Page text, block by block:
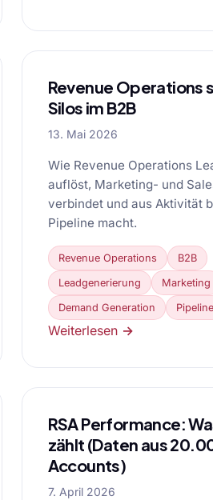
Revenue Operations
Silos im B2B
13. Mai 2026
Wie Revenue Operations
auflöst, Marketing- und
verbindet und aus Aktivität
Pipeline macht.
Revenue Operations B2B
Leadgenerierung Marketing
Demand Generation Pipeline
Weiterlesen →
RSA Performance:
zählt (Daten aus
Accounts)
7. April 2026